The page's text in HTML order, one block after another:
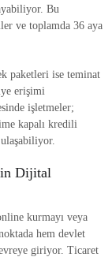
Bu
ve toplamda 36 aya
paketleri ise teminat
erişimi
işletmeler;
kapalı kredili
Dijital
kurmayı veya
hem devlet
giriyor. Ticaret